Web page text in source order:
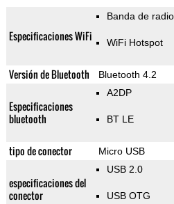
Especificaciones WiFi
Banda de
WiFi Hotspot
Versión de Bluetooth Bluetooth 4.2
Especificaciones
bluetooth
A2DP
BT LE
tipo de conector Micro USB
especificaciones del
conector
USB 2.0
USB OTG